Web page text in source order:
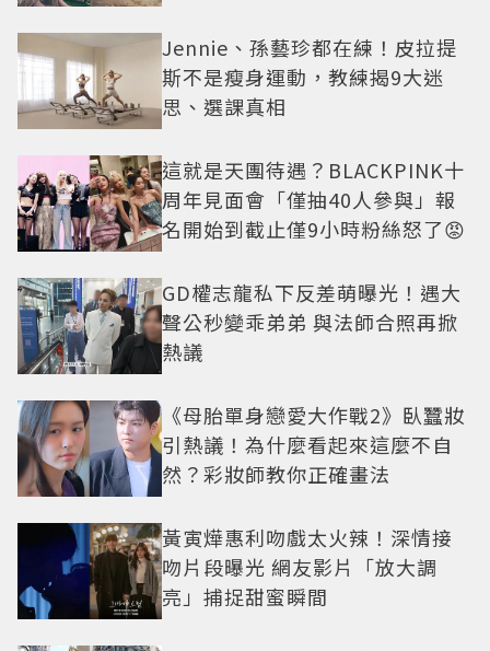
Jennie、孫藝珍都在練！皮拉提
斯不是瘦身運動，教練揭9大迷
思、選課真相
這就是天團待遇？BLACKPINK十
周年見面會「僅抽40人參與」報
名開始到截止僅9小時粉絲怒了😡
GD權志龍私下反差萌曝光！遇大
聲公秒變乖弟弟 與法師合照再掀
熱議
《母胎單身戀愛大作戰2》臥蠶妝
引熱議！為什麼看起來這麼不自
然？彩妝師教你正確畫法
黃寅燁惠利吻戲太火辣！深情接
吻片段曝光 網友影片「放大調
亮」捕捉甜蜜瞬間